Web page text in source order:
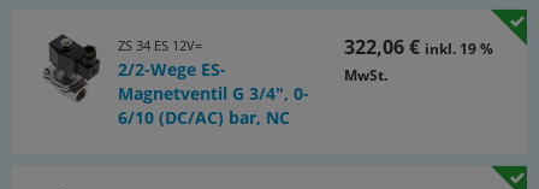
ZS 34 ES 12V=
2/2-Wege ES-
Magnetventil G 3/4", 0-
6/10 (DC/AC) bar, NC
322,06 € inkl. 19 %
MwSt.